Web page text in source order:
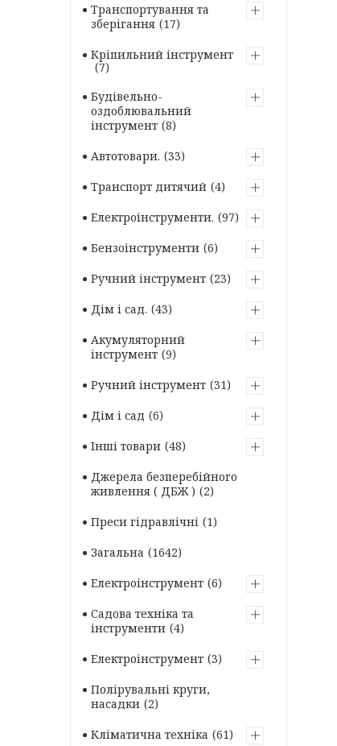
Транспортування та
зберігання 17
Кріпильний інструмент
7
Будівельно-
оздоблювальний
інструмент 8
Автотовари. 33
Транспорт дитячий 4
Електроінструменти. 97
Бензоінструменти 6
Ручний інструмент 23
Дім і сад. 43
Акумуляторний
інструмент 9
Ручний інструмент 31
Дім і сад 6
Інші товари 48
Джерела безперебійного
живлення ( ДБЖ )
2
Преси гідравлічні
1
Загальна
1642
Електроінструмент 6
Садова техніка та
інструменти 4
Електроінструмент 3
Полірувальні круги,
насадки 2
Кліматична техніка 61